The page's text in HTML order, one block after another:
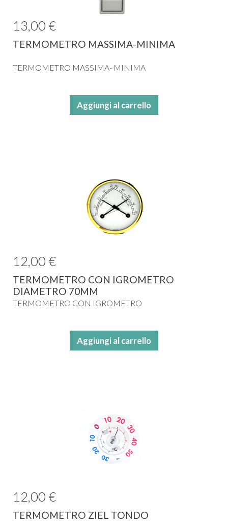
13,00 €
TERMOMETRO MASSIMA-MINIMA
TERMOMETRO MASSIMA- MINIMA
Aggiungi al carrello
12,00 €
TERMOMETRO CON IGROMETRO
DIAMETRO 70MM
TERMOMETRO CON IGROMETRO
Aggiungi al carrello
12,00 €
TERMOMETRO ZIEL TONDO